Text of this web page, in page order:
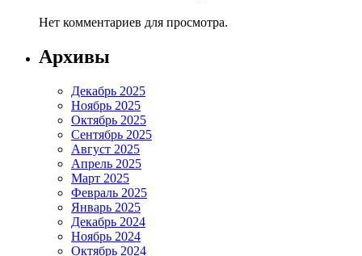
Нет комментариев для просмотра.
Архивы
Декабрь 2025
Ноябрь 2025
Октябрь 2025
Сентябрь 2025
Август 2025
Апрель 2025
Март 2025
Февраль 2025
Январь 2025
Декабрь 2024
Ноябрь 2024
Октябрь 2024